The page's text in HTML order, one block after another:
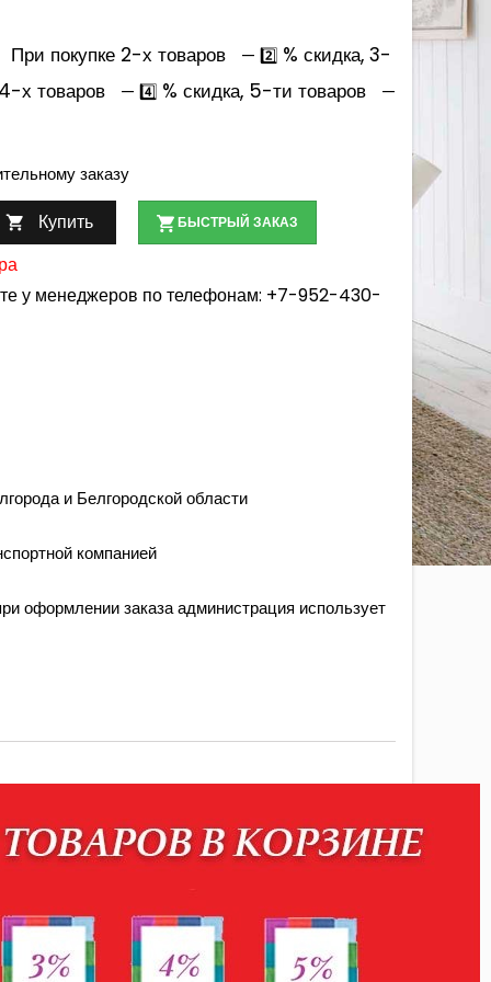
При покупке 2-х товаров — 2️⃣ % скидка, 3-
х товаров
— 4️⃣ % скидка, 5-ти товаров —
заказу
 Купить БЫСТРЫЙ ЗАКАЗ
у менеджеров по телефонам: +7-952-430-
и Белгородской области
компанией
оформлении заказа администрация использует